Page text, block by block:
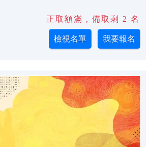
正取額滿，備取剩 2 名